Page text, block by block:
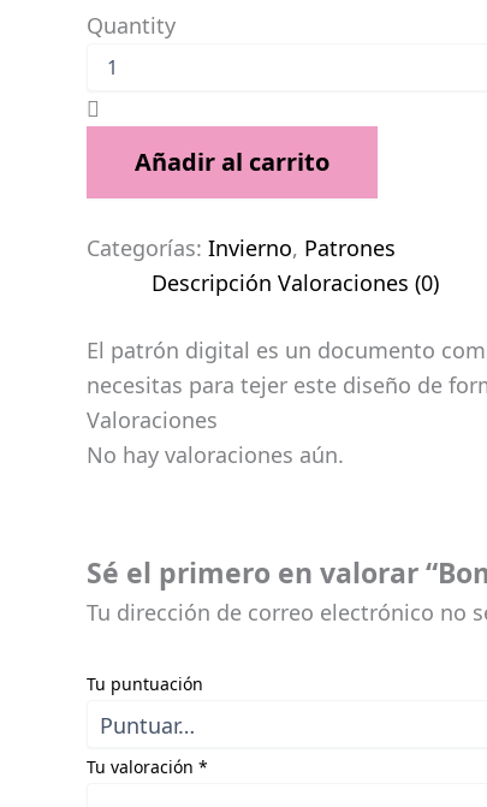
Quantity
Añadir al carrito
Categorías: Invierno, Patrones
Descripción Valoraciones (0)
El patrón digital es un documento
necesitas para tejer este diseño de
Valoraciones
No hay valoraciones aún.
Sé el primero en valorar
Tu dirección de correo electrónico no
Tu puntuación
Tu valoración *